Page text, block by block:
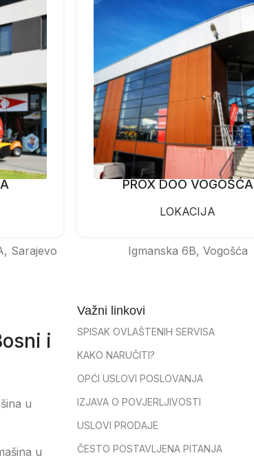
Sarajevo
PROX DOO VOGOŠĆA
LOKACIJA
Igmanska 6B, Vogošća
i
u
u
Važni linkovi
SPISAK OVLAŠTENIH SERVISA
KAKO NARUČITI?
OPĆI USLOVI POSLOVANJA
IZJAVA O POVJERLJIVOSTI
USLOVI PRODAJE
ČESTO POSTAVLJENA PITANJA